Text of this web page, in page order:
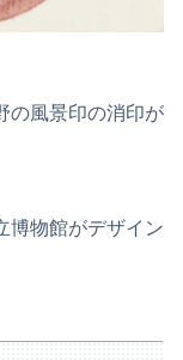
の風景印の消印が
博物館がデザイン